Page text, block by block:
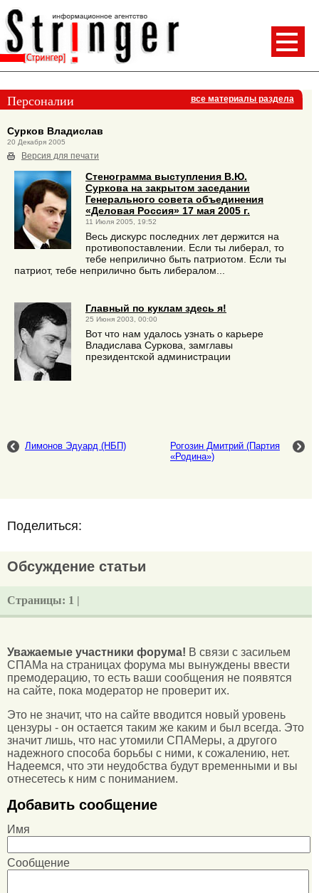
Персоналии все материалы раздела
Сурков Владислав
20 Декабря 2005
Версия для печати
Стенограмма выступления В.Ю.
Суркова на закрытом заседании
Генерального совета объединения
«Деловая Россия» 17 мая 2005 г.
11 Июля 2005, 19:52
Весь дискурс последних лет держится на
противопоставлении. Если ты либерал, то
тебе неприлично быть патриотом. Если ты
патриот, тебе неприлично быть либералом...
Главный по куклам здесь я!
25 Июня 2003, 00:00
Вот что нам удалось узнать о карьере
Владислава Суркова, замглавы
президентской администрации
Лимонов Эдуард (НБП)
Рогозин Дмитрий (Партия
«Родина»)
Поделиться:
Обсуждение статьи
Страницы: 1 |
Уважаемые участники форума! В связи с засильем
СПАМа на страницах форума мы вынуждены ввести
премодерацию, то есть ваши сообщения не появятся
на сайте, пока модератор не проверит их.
Это не значит, что на сайте вводится новый уровень
цензуры - он остается таким же каким и был всегда. Это
значит лишь, что нас утомили СПАМеры, а другого
надежного способа борьбы с ними, к сожалению, нет.
Надеемся, что эти неудобства будут временными и вы
отнесетесь к ним с пониманием.
Добавить сообщение
Имя
Сообщение